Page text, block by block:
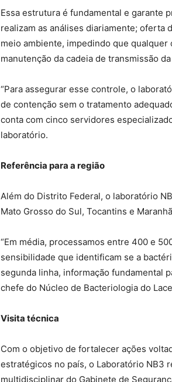
Essa estrutura é fundamental e garante
realizam as análises diariamente; oferta
meio ambiente, impedindo que
manutenção da cadeia de transmissão
“Para assegurar esse controle, o
de contenção sem o tratamento
conta com cinco servidores
laboratório.
Referência para a região
Além do Distrito Federal, o laboratório
Mato Grosso do Sul, Tocantins e
“Em média, processamos entre 400 e
sensibilidade que identificam se a
segunda linha, informação fundamental
chefe do Núcleo de Bacteriologia do
Visita técnica
Com o objetivo de fortalecer ações
estratégicos no país, o Laboratório NB3
multidisciplinar do Gabinete de